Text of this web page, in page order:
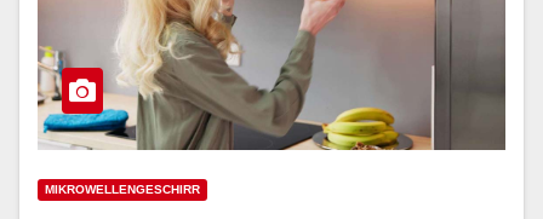
MIKROWELLENGESCHIRR